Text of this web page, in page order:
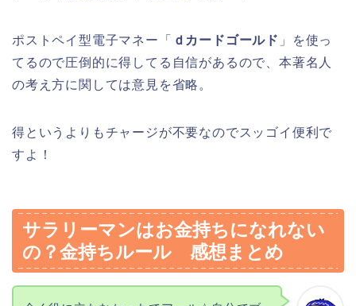
ポストペイ型電子マネー「 ｄカードゴールド 」を使っ
てるので圧倒的に得してる自信があるので、本著名人
の考え方に関しては意見を省略。
得というよりもチャージが不要なのでスッゴイ便利で
すよ！
サラリーマンはお金持ちになれない
の？金持ちルール 感想まとめ